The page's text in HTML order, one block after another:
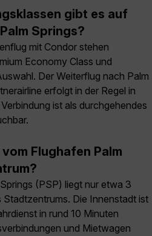
gibt es auf
Springs?
mit Condor stehen
Economy Class und
Der Weiterflug nach Palm
erfolgt in der Regel in
ist als durchgehendes
Flughafen Palm
(PSP) liegt nur etwa 3
Stadtzentrums. Die Innenstadt ist
in rund 10 Minuten
und Mietwagen